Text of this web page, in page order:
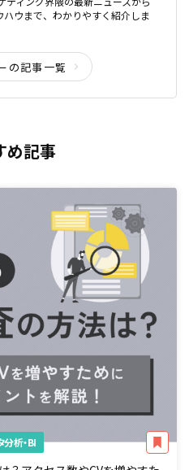
ハウまで、わかりやすく紹介しま
の記事一覧
め記事
分析・BI